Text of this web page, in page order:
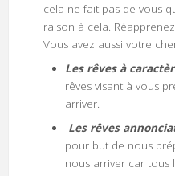
cela ne fait pas de vous
raison à cela.
Vous avez aussi votre
Les rêves à
rêves visant à vous
arriver.
Les rêves
pour but de nous
nous arriver car tous